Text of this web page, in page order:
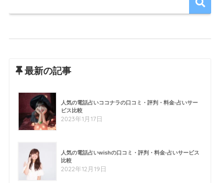
最新の記事
人気の電話占いココナラの口コミ・評判・料金-占いサー
ビス比較
2023年1月17日
人気の電話占いwishの口コミ・評判・料金-占いサービス
比較
2022年12月19日